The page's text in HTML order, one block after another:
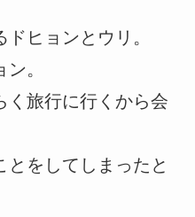
ヒョンとウリ。
。
く旅行に行くから会
とをしてしまったと